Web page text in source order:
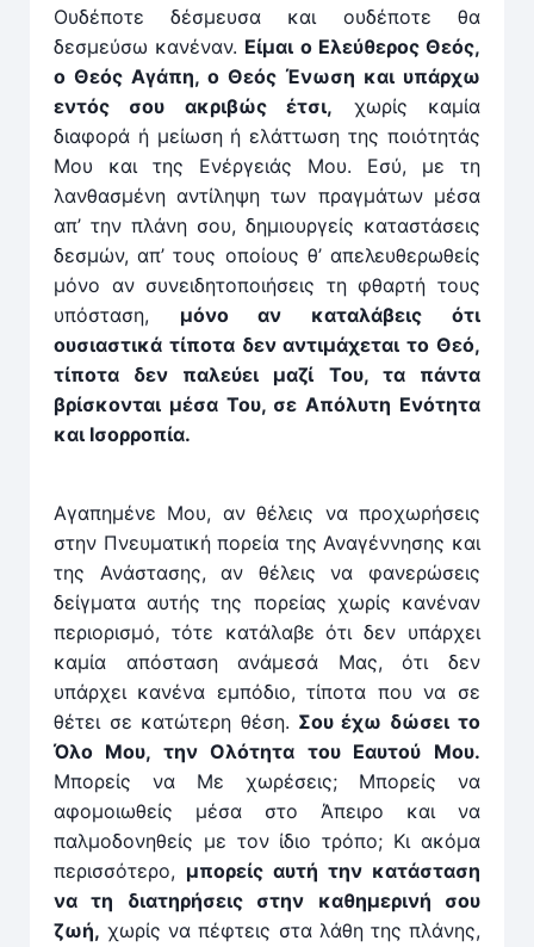
Ουδέποτε δέσμευσα και ουδέποτε θα
δεσμεύσω κανέναν. Είμαι ο Ελεύθερος Θεός,
ο Θεός Αγάπη, ο Θεός Ένωση και υπάρχω
εντός σου ακριβώς έτσι, χωρίς καμία
διαφορά ή μείωση ή ελάττωση της ποιότητάς
Μου και της Ενέργειάς Μου. Εσύ, με τη
λανθασμένη αντίληψη των πραγμάτων μέσα
απ’ την πλάνη σου, δημιουργείς καταστάσεις
δεσμών, απ’ τους οποίους θ’ απελευθερωθείς
μόνο αν συνειδητοποιήσεις τη φθαρτή τους
υπόσταση, μόνο αν καταλάβεις ότι
ουσιαστικά τίποτα δεν αντιμάχεται το Θεό,
τίποτα δεν παλεύει μαζί Του, τα πάντα
βρίσκονται μέσα Του, σε Απόλυτη Ενότητα
και Ισορροπία.
Αγαπημένε Μου, αν θέλεις να προχωρήσεις
στην Πνευ­ματική πορεία της Αναγέννησης και
της Ανάστασης, αν θέλεις να φανερώσεις
δείγματα αυτής της πορείας χωρίς κανέναν
περιορισμό, τότε κατάλαβε ότι δεν υπάρχει
καμία απόσταση ανάμεσά Μας, ότι δεν
υπάρχει κανένα εμπόδιο, τίποτα που να σε
θέτει σε κατώτερη θέση. Σου έχω δώσει το
Όλο Μου, την Ολότητα του Εαυτού Μου.
Μπορείς να Με χωρέσεις; Μπορείς να
αφομοιωθείς μέσα στο Άπειρο και να
παλμοδονηθείς με τον ίδιο τρόπο; Κι ακόμα
περισσότε­ρο, μπορείς αυτή την κατάσταση
να τη διατηρήσεις στην καθημερινή σου
ζωή, χωρίς να πέφτεις στα λάθη της πλάνης,